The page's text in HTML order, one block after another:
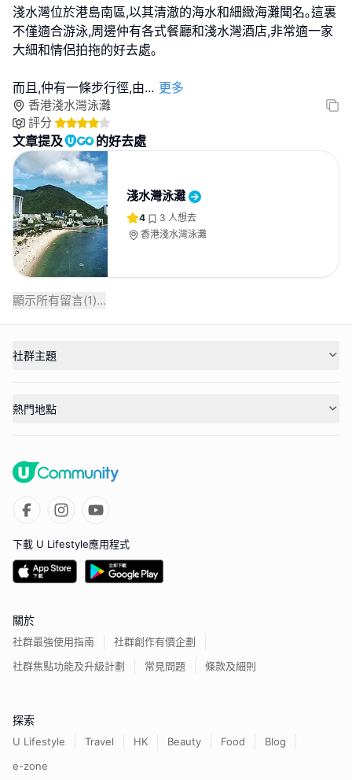
淺水灣位於港島南區,以其清澈的海水和細緻海灘聞名｡這裏
不僅適合游泳,周邊仲有各式餐廳和淺水灣酒店,非常適一家
大細和情侶拍拖的好去處｡
而且,仲有一條步行徑,由... 更多
香港淺水灣泳灘
評分
文章提及 的好去處
淺水灣泳灘
4 3 人想去
香港淺水灣泳灘
顯示所有留言(1)...
社群主題
熱門地點
下載 U Lifestyle應用程式
關於
社群最強使用指南
社群創作有價企劃
社群焦點功能及升級計劃
常見問題 條款及細則
探索
U Lifestyle Travel HK Beauty Food
Blog
e-zone